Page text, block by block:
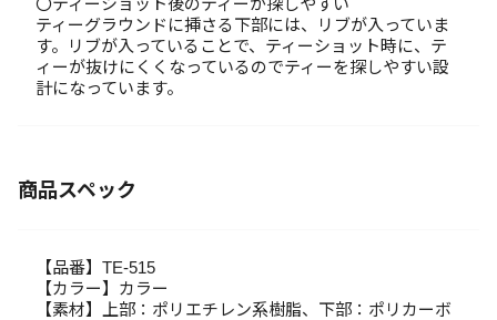
〇ティーショット後のティーが探しやすい
ティーグラウンドに挿さる下部には、リブが入っていま
す。リブが入っていることで、ティーショット時に、テ
ィーが抜けにくくなっているのでティーを探しやすい設
計になっています。
商品スペック
【品番】TE-515
【カラー】カラー
【素材】上部：ポリエチレン系樹脂、下部：ポリカーボ